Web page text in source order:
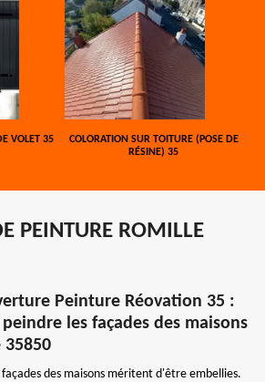
VOLET 35
COLORATION SUR TOITURE (POSE DE
RÉSINE) 35
PEINTURE ROMILLE
Peinture Réovation 35 :
les façades des maisons
35850
des maisons méritent d'être embellies.